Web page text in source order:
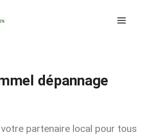
dépannage
votre partenaire local pour tous